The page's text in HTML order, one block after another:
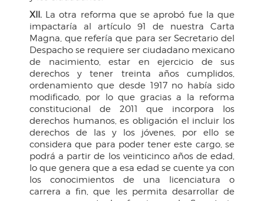
XII. La otra reforma que se aprobó fue la que
impactaría al artículo 91 de nuestra Carta
Magna, que refería que para ser Secretario del
Despacho se requiere ser ciudadano mexicano
de nacimiento, estar en ejercicio de sus
derechos y tener treinta años cumplidos,
ordenamiento que desde 1917 no había sido
modificado, por lo que gracias a la reforma
constitucional de 2011 que incorpora los
derechos humanos, es obligación el incluir los
derechos de las y los jóvenes, por ello se
considera que para poder tener este cargo, se
podrá a partir de los veinticinco años de edad,
lo que genera que a esa edad se cuente ya con
los conocimientos de una licenciatura o
carrera a fin, que les permita desarrollar de